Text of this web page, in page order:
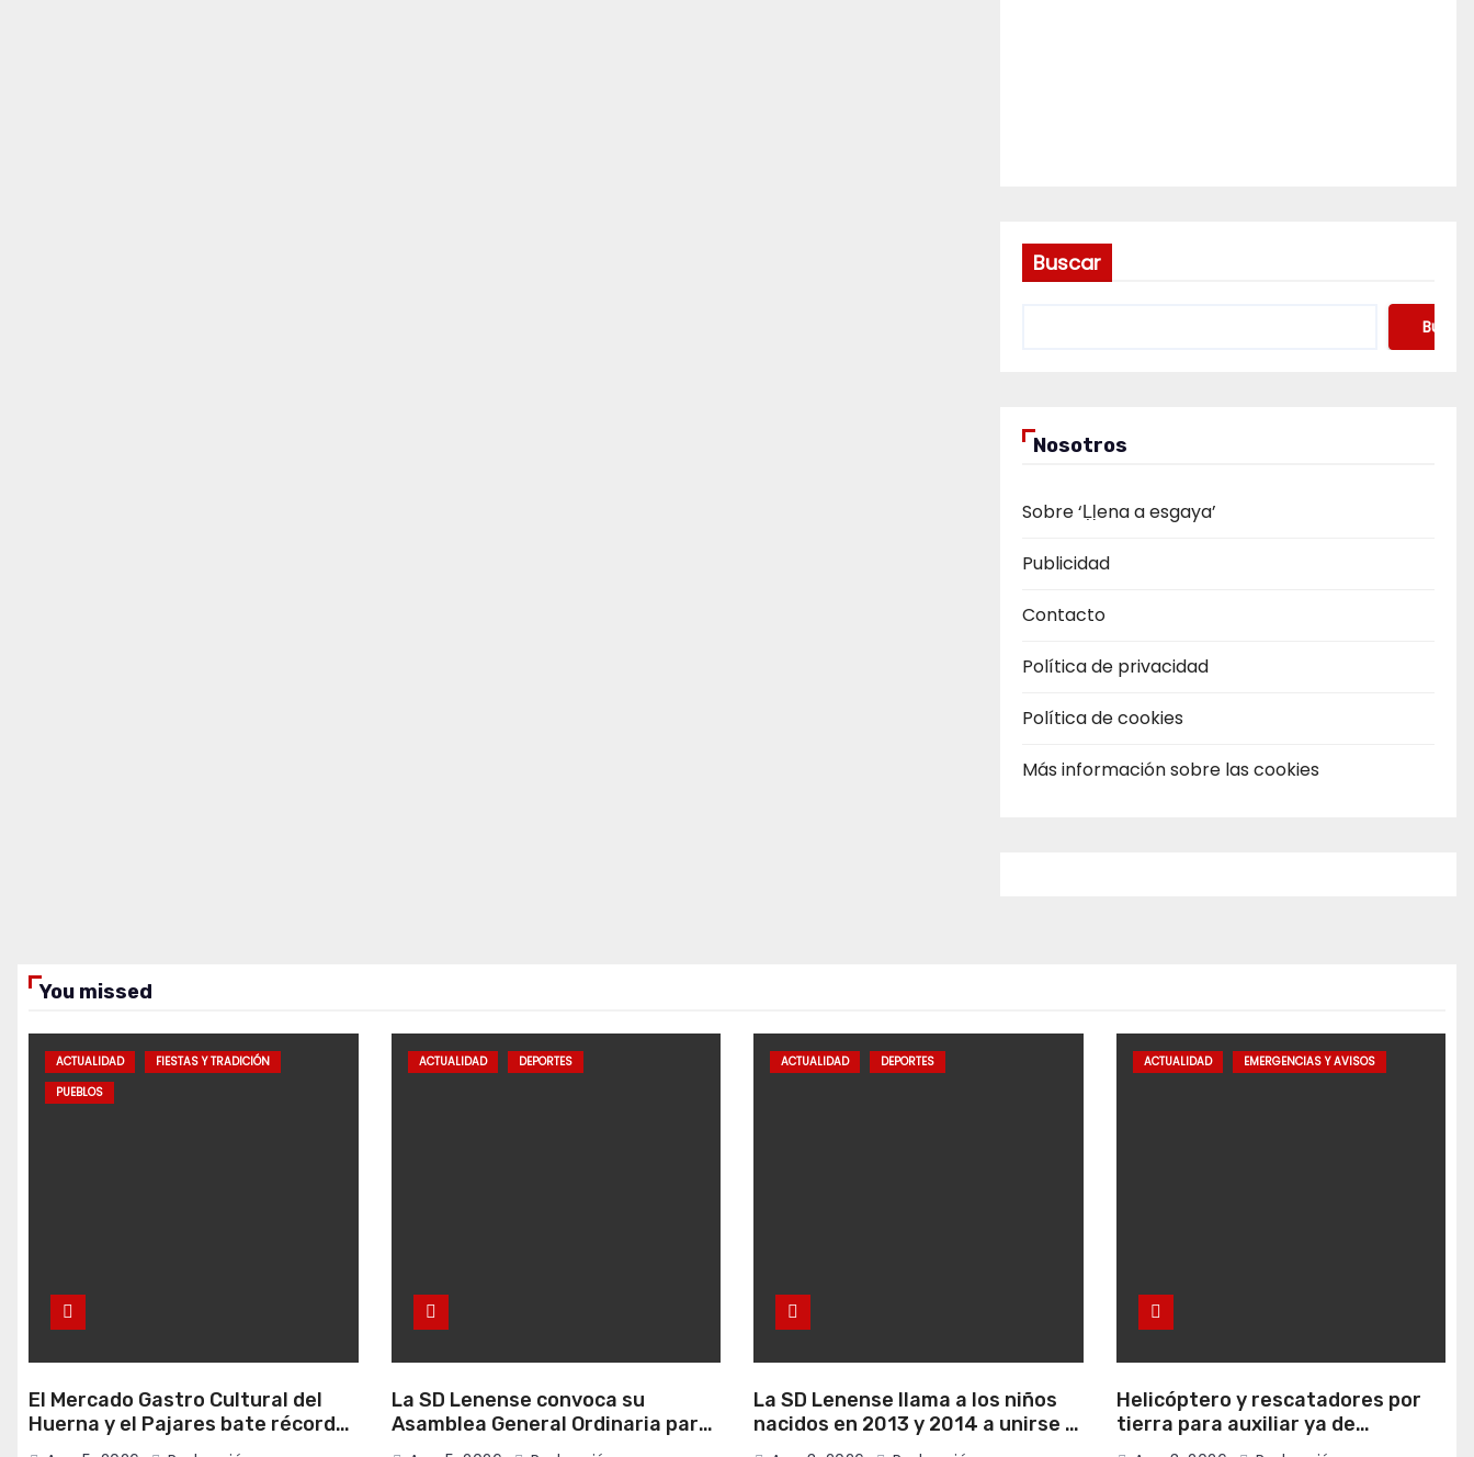
Buscar
Buscar
Nosotros
Sobre ‘Ḷḷena a esgaya’
Publicidad
Contacto
Política de privacidad
Política de cookies
Más información sobre las cookies
You missed
ACTUALIDAD
FIESTAS Y TRADICIÓN
PUEBLOS
El Mercado Gastro Cultural del
Huerna y el Pajares bate récords
de asistencia en Campomanes
ACTUALIDAD DEPORTES
La SD Lenense convoca su
Asamblea General Ordinaria para
el próximo 11 de agosto
ACTUALIDAD DEPORTES
La SD Lenense llama a los niños
nacidos en 2013 y 2014 a unirse al
ACTUALIDAD EMERGENCIAS Y AVISOS
Helicóptero y rescatadores por
tierra para auxiliar ya de
madrugada a dos senderistas